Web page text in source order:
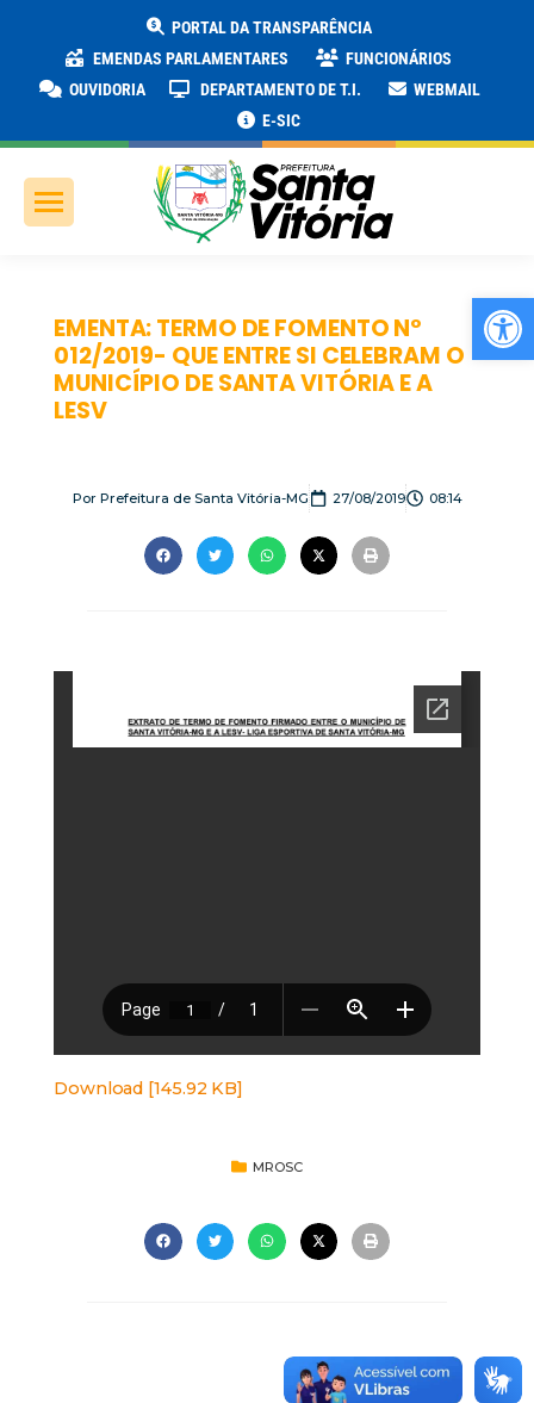
PORTAL DA TRANSPARÊNCIA
EMENDAS PARLAMENTARES
FUNCIONÁRIOS
OUVIDORIA
DEPARTAMENTO DE T.I.
WEBMAIL
E-SIC
EMENTA: TERMO DE FOMENTO Nº
012/2019- QUE ENTRE SI CELEBRAM O
MUNICÍPIO DE SANTA VITÓRIA E A
LESV
PorPrefeitura de Santa Vitória-MG 27/08/2019 08:14
Download [145.92 KB]
MROSC